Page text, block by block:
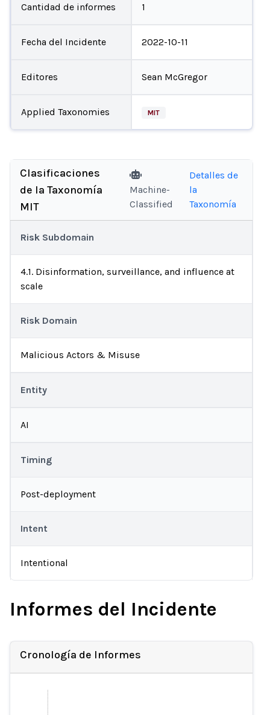
Cantidad de informes 1
Fecha del Incidente 2022-10-11
Editores Sean McGregor
Applied Taxonomies MIT
Clasificaciones
de la Taxonomía
MIT
Machine-
Classified
Detalles de
la
Taxonomía
Risk Subdomain
4.1. Disinformation, surveillance, and influence at
scale
Risk Domain
Malicious Actors & Misuse
Entity
AI
Timing
Post-deployment
Intent
Intentional
Informes del Incidente
Cronología de Informes